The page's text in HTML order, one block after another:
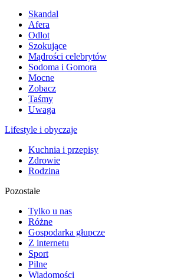
Skandal
Afera
Odlot
Szokujące
Mądrości celebrytów
Sodoma i Gomora
Mocne
Zobacz
Taśmy
Uwaga
Lifestyle i obyczaje
Kuchnia i przepisy
Zdrowie
Rodzina
Pozostałe
Tylko u nas
Różne
Gospodarka głupcze
Z internetu
Sport
Pilne
Wiadomości